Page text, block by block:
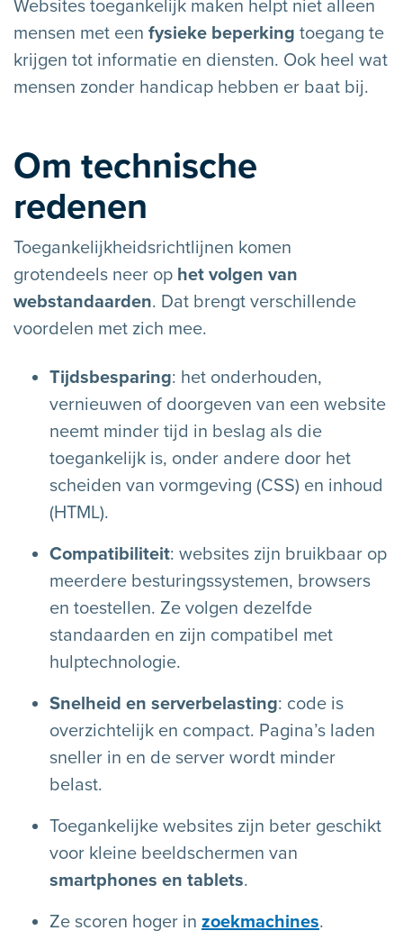
Websites toegankelijk maken helpt niet alleen
mensen met een fysieke beperking toegang te
krijgen tot informatie en diensten. Ook heel wat
mensen zonder handicap hebben er baat bij.
Om technische
redenen
Toegankelijkheidsrichtlijnen komen
grotendeels neer op het volgen van
webstandaarden. Dat brengt verschillende
voordelen met zich mee.
Tijdsbesparing: het onderhouden,
vernieuwen of doorgeven van een website
neemt minder tijd in beslag als die
toegankelijk is, onder andere door het
scheiden van vormgeving (CSS) en inhoud
(HTML).
Compatibiliteit: websites zijn bruikbaar op
meerdere besturingssystemen, browsers
en toestellen. Ze volgen dezelfde
standaarden en zijn compatibel met
hulptechnologie.
Snelheid en serverbelasting: code is
overzichtelijk en compact. Pagina’s laden
sneller in en de server wordt minder
belast.
Toegankelijke websites zijn beter geschikt
voor kleine beeldschermen van
smartphones en tablets.
Ze scoren hoger in zoekmachines.